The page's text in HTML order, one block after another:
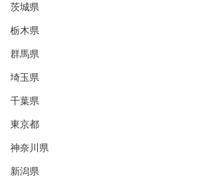
茨城県
栃木県
群馬県
埼玉県
千葉県
東京都
神奈川県
新潟県